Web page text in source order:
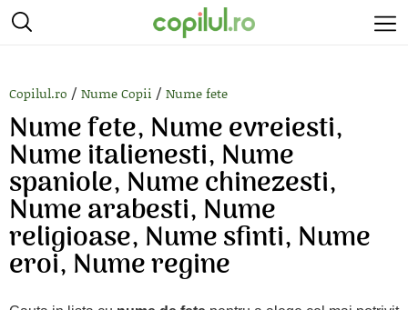
Copilul.ro / Nume Copii / Nume fete
Nume fete, Nume evreiesti,
Nume italienesti, Nume
spaniole, Nume chinezesti,
Nume arabesti, Nume
religioase, Nume sfinti, Nume
eroi, Nume regine